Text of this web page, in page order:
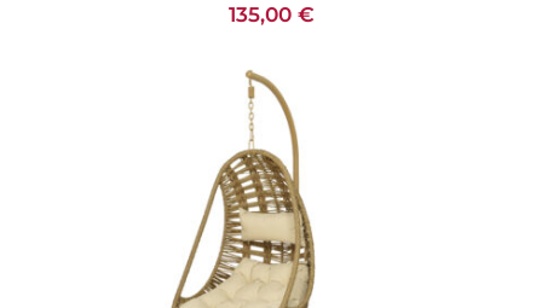
135,00 €